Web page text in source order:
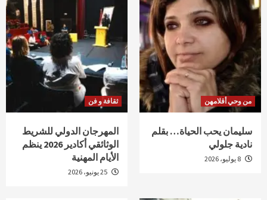
من وحي أقلامهن
سليمان يحب الحياة… بقلم
نادية جلولي
ثقافة و فن
المهرجان الدولي للشريط
الوثائقي أكادير 2026 ينظم
الأيام المهنية